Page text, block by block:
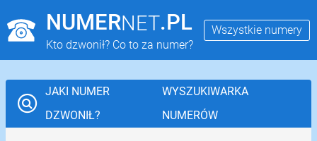
NUMERNET.PL
Kto dzwonił? Co to za numer?
Wszystkie numery
JAKI NUMER
DZWONIŁ?
WYSZUKIWARKA
NUMERÓW